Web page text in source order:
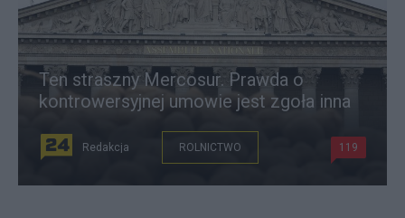
Ten straszny Mercosur. Prawda o
kontrowersyjnej umowie jest zgoła inna
Redakcja ROLNICTWO 119